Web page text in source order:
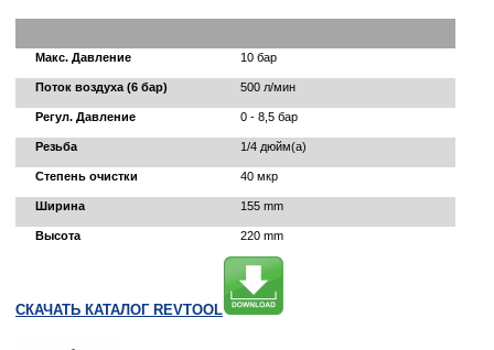
Макс. Давление 10 бар
Поток воздуха (6 бар) 500 л/мин
Регул. Давление 0 - 8,5 бар
Резьба 1/4 дюйм(а)
Степень очистки 40 мкр
Ширина 155 mm
Высота 220 mm
СКАЧАТЬ КАТАЛОГ REVTOOL